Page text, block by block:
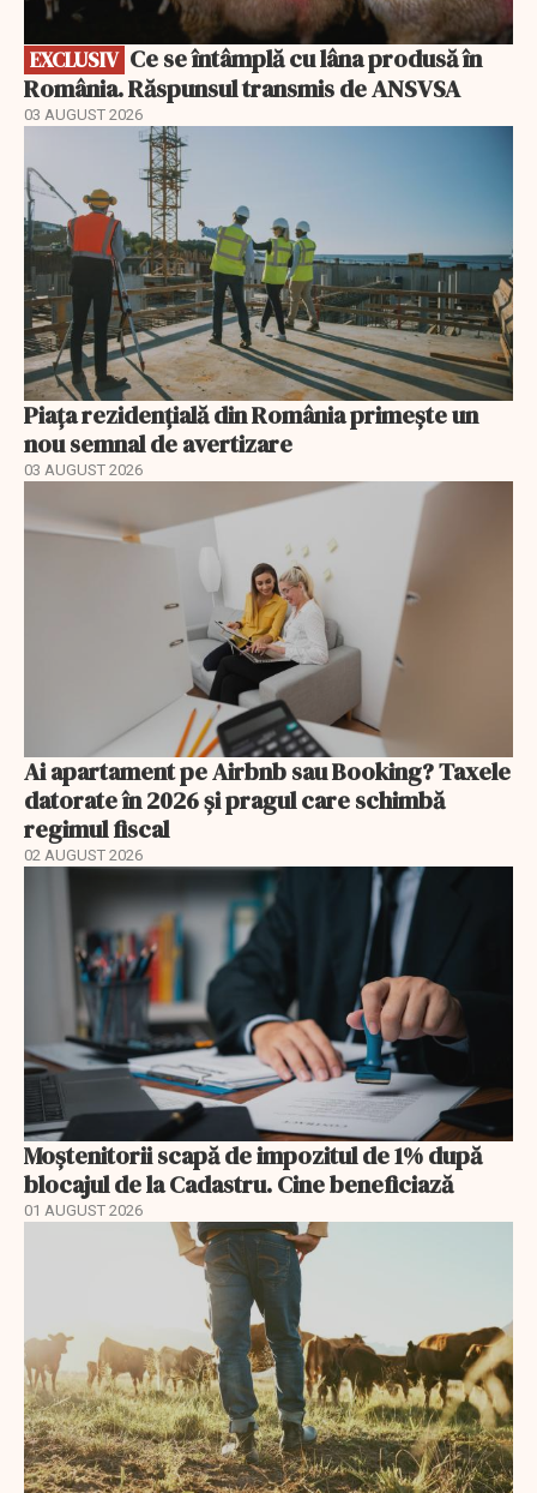
EXCLUSIV
România. Răspunsul transmis de ANSVSA
03 AUGUST 2026
Piața rezidențială din România primește un
nou semnal de avertizare
03 AUGUST 2026
Ai apartament pe Airbnb sau Booking? Taxele
datorate în 2026 și pragul care schimbă
regimul fiscal
02 AUGUST 2026
Moștenitorii scapă de impozitul de 1% după
blocajul de la Cadastru. Cine beneficiază
01 AUGUST 2026